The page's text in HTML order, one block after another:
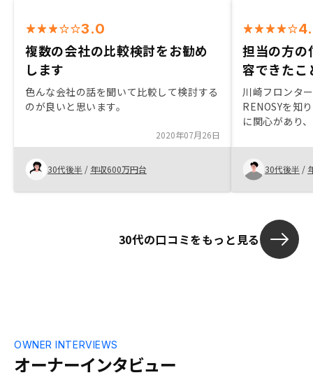
3.0
複数の会社の比較検討をお勧め
します
色んな会社の話を聞いて比較して検討する
のが良いと思います。
2020年07月26日
30代後半 / 年収600万円台
担当の方の
容できたこ
川崎フロンタ
RENOSYを知
に関心があり
ップに実物資
ており、勇気
の方は熱心に
いて話をして
りやすく好印
いができれば
30代後半 /
30代の口コミをもっと見る
オーナーインタビュー
OWNER INTERVIEWS